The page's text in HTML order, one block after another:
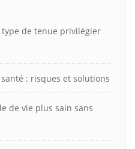
de tenue privilégier
: risques et solutions
de vie plus sain sans